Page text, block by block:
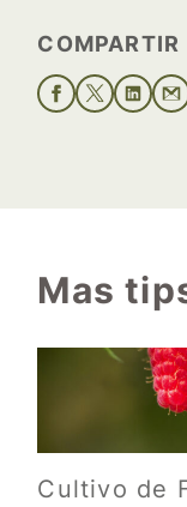
COMPARTIR
Mas
Cultivo de